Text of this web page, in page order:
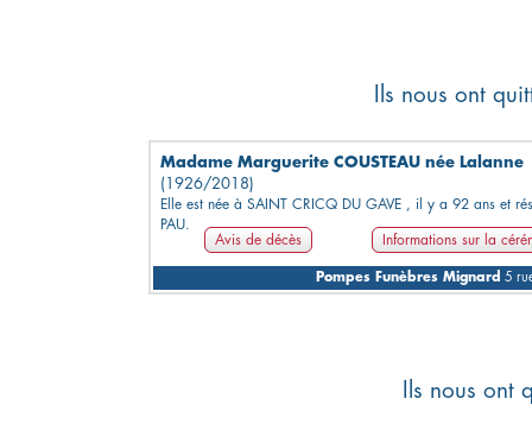
Ils nous ont
Madame Marguerite COUSTEAU née Lalanne
(1926/2018)
Elle est née à SAINT CRICQ DU GAVE , il y a 92 ans et
PAU.
Avis de décès
Informations sur la
Pompes Funèbres Mignard 5
Ils nous